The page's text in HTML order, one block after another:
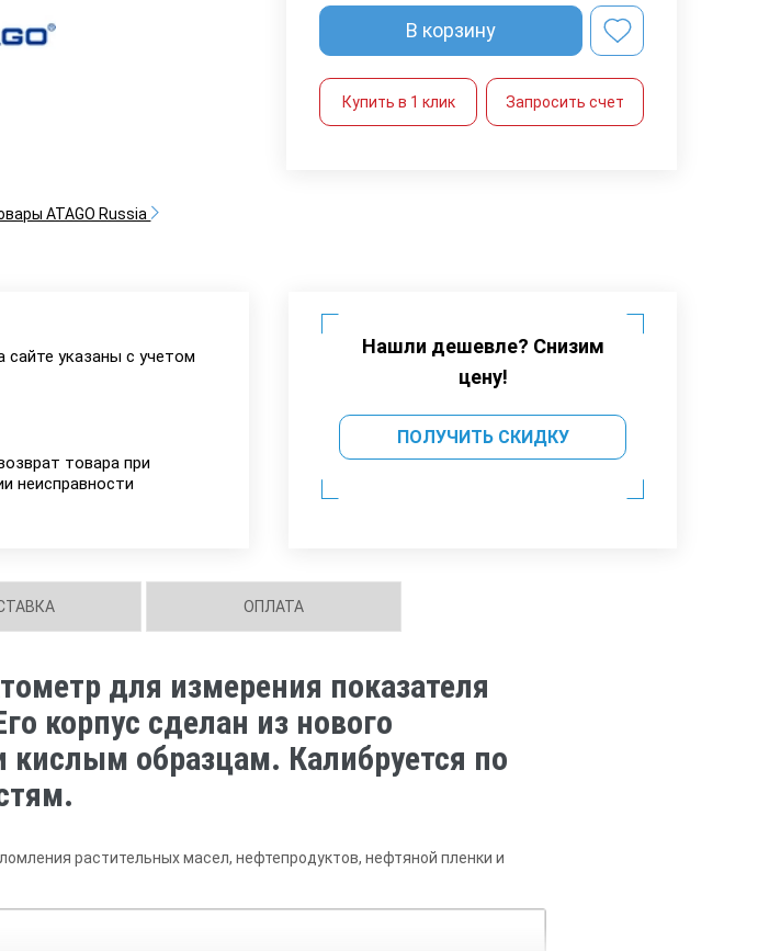
ATAGO Russia
В корзину
Купить в 1 клик Запросить счет
сайте указаны с учетом
товара при
неисправности
Нашли дешевле? Снизим
цену!
ПОЛУЧИТЬ СКИДКУ
ОПЛАТА
для измерения показателя
корпус сделан из нового
кислым образцам. Калибруется по
растительных масел, нефтепродуктов, нефтяной пленки и